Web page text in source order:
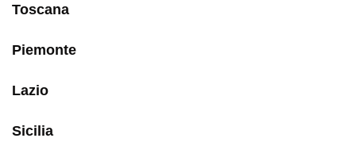
Toscana
Piemonte
Lazio
Sicilia